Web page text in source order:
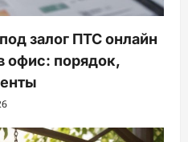
залог ПТС онлайн
офис: порядок,